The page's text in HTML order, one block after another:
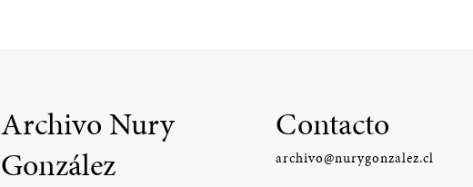
Archivo Nury
González
Contacto
archivo@nurygonzalez.cl